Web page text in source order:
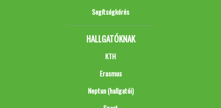
Segítségkérés
HALLGATÓKNAK
KTH
Erasmus
Neptun (hallgatói)